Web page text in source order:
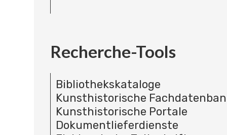
Recherche-Tools
Bibliothekskataloge
Kunsthistorische
Kunsthistorische Portale
Dokumentlieferdienste